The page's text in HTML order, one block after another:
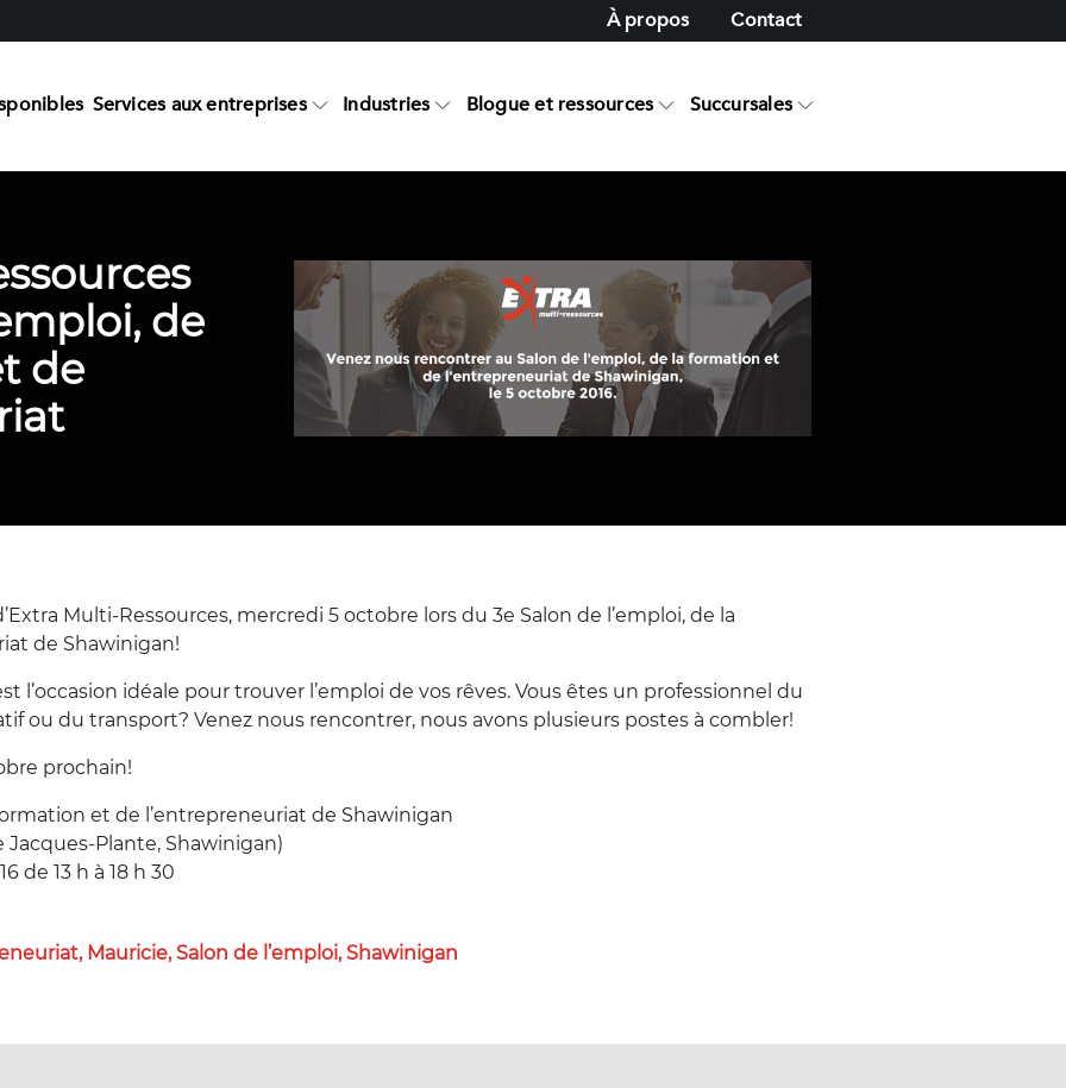
À propos Contact
Services aux entreprises Industries Blogue et ressources Succursales
de
de
Multi-Ressources, mercredi 5 octobre lors du 3e Salon de l’emploi, de la
de Shawinigan!
l’occasion idéale pour trouver l’emploi de vos rêves. Vous êtes un professionnel du
ou du transport? Venez nous rencontrer, nous avons plusieurs postes à combler!
prochain!
et de l’entrepreneuriat de Shawinigan
Jacques-Plante, Shawinigan)
de 13 h à 18 h 30
Mauricie, Salon de l’emploi, Shawinigan